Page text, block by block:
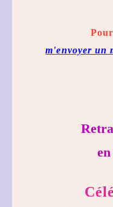
m'envoyer un